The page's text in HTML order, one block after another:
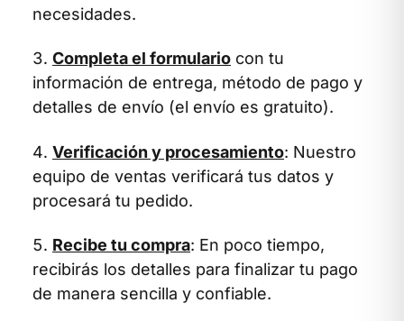
necesidades.
Completa el formulario con tu
información de entrega, método de pago y
detalles de envío (el envío es gratuito).
Verificación y procesamiento: Nuestro
equipo de ventas verificará tus datos y
procesará tu pedido.
Recibe tu compra: En poco tiempo,
recibirás los detalles para finalizar tu pago
de manera sencilla y confiable.